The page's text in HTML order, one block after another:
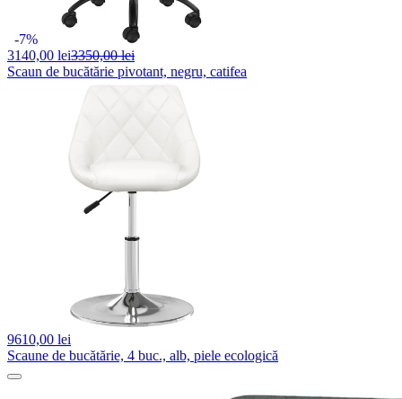
-7%
3140,00 lei3350,00 lei
Scaun de bucătărie pivotant, negru, catifea
9610,00 lei
Scaune de bucătărie, 4 buc., alb, piele ecologică